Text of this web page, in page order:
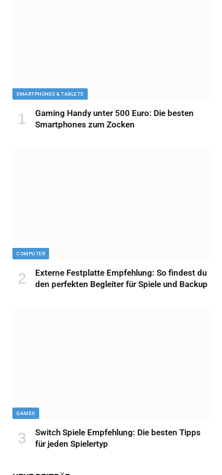
SMARTPHONES & TABLETS
Gaming Handy unter 500 Euro: Die besten
Smartphones zum Zocken
COMPUTER
Externe Festplatte Empfehlung: So findest du
den perfekten Begleiter für Spiele und Backup
GAMES
Switch Spiele Empfehlung: Die besten Tipps
für jeden Spielertyp